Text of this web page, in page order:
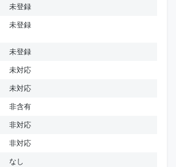
未登録
未登録
未登録
未対応
未対応
非含有
非対応
非対応
なし